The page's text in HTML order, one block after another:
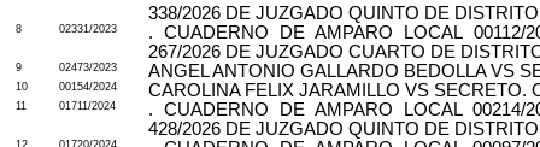
338/2026 DE JUZGADO QUINTO DE
8 02331/2023
. CUADERNO DE AMPARO LOCAL 00112/
267/2026 DE JUZGADO CUARTO DE
9 02473/2023 ANGEL ANTONIO GALLARDO BEDOLLA VS
10 00154/2024 CAROLINA FELIX JARAMILLO VS SECRETO.
11 01711/2024
. CUADERNO DE AMPARO LOCAL 00214/
428/2026 DE JUZGADO QUINTO DE
12 01720/2024